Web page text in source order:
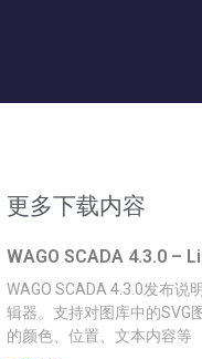
更多下载内容
WAGO SCADA 4.3.0 –
WAGO SCADA 4.3.0发布说
辑器。支持对图库中的SVG
的颜色、位置、文本内容等